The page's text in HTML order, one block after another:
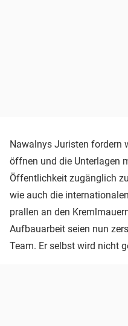
Nawalnys Juristen fordern
öffnen und die Unterlagen
Öffentlichkeit zugänglich
wie auch die
prallen an den
Aufbauarbeit seien nun
Team. Er selbst wird nicht